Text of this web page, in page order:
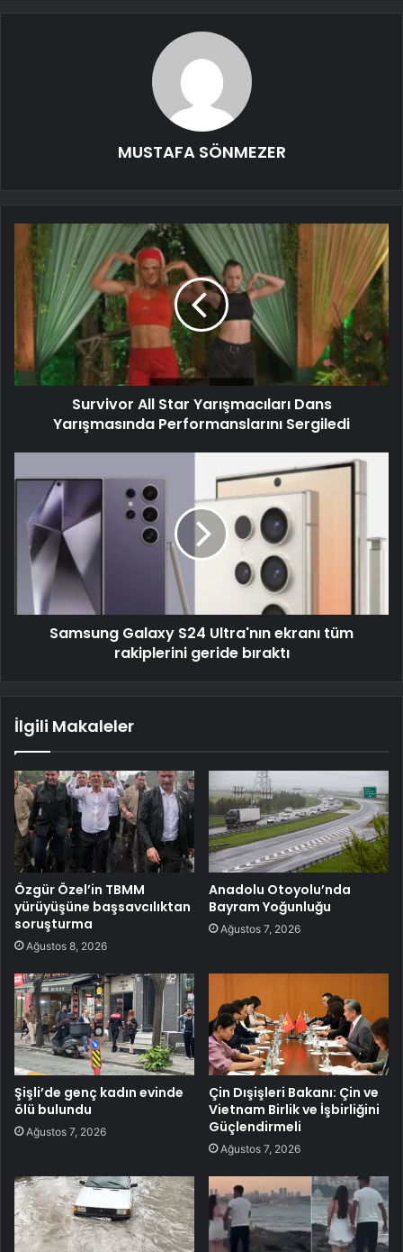
MUSTAFA SÖNMEZER
Survivor All Star Yarışmacıları Dans
Yarışmasında Performanslarını Sergiledi
Samsung Galaxy S24 Ultra'nın ekranı tüm
rakiplerini geride bıraktı
İlgili Makaleler
Özgür Özel’in TBMM
yürüyüşüne başsavcılıktan
soruşturma
Ağustos 8, 2026
Anadolu Otoyolu’nda
Bayram Yoğunluğu
Ağustos 7, 2026
Şişli’de genç kadın evinde
ölü bulundu
Ağustos 7, 2026
Çin Dışişleri Bakanı: Çin ve
Vietnam Birlik ve İşbirliğini
Güçlendirmeli
Ağustos 7, 2026